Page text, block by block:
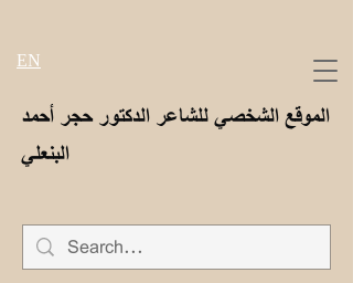
الموقع الشخصي للشاعر الدكتور حجر أحمد
البنعلي
EN